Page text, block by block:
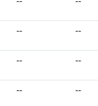
-- --
-- --
-- --